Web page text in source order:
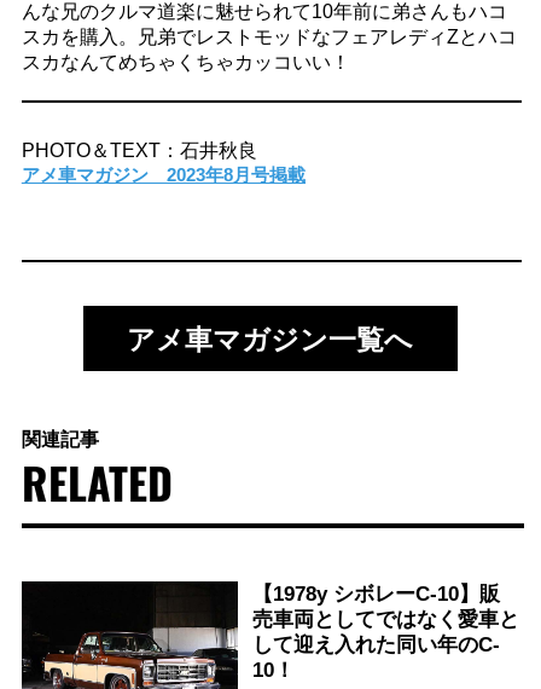
んな兄のクルマ道楽に魅せられて10年前に弟さんもハコ
スカを購入。兄弟でレストモッドなフェアレディZとハコ
スカなんてめちゃくちゃカッコいい！
PHOTO＆TEXT：石井秋良
アメ車マガジン 2023年8月号掲載
アメ車マガジン一覧へ
関連記事
RELATED
【1978y シボレーC-10】販
売車両としてではなく愛車と
して迎え入れた同い年のC-
10！